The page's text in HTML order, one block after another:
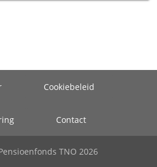
Cookiebeleid
Contact
TNO 2026